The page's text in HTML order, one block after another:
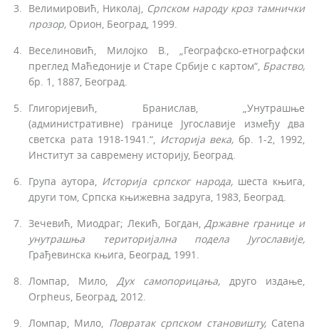
Велимировић, Николај, Српском народу кроз тамнички
прозор, Ори­он, Београд, 1999.
Веселиновић, Милојко В., „Географско-етнографски
преглед Маћедоније и Старе Србије с картом“, Браство,
бр. 1, 1887, Београд.
Глигоријевић, Бранислав, „Унутрашње
(административне) границе Југославије између два
светска рата 1918-1941.“, Историја века, бр. 1-2, 1992,
Институт за савремену историју, Београд.
Група аутора, Историја српског народа,шеста књига,
други том, Српска књижевна задруга, 1983, Београд.
Зечевић, Миодраг; Лекић, Богдан,Државне границе и
унутрашња територијална подела Југославије,
Грађевинска књига, Београд, 1991.
Ломпар, Мило, Дух самопорицања, друго издање,
Orpheus, Београд, 2012.
Ломпар, Мило, Повратак српском становишту,Catena